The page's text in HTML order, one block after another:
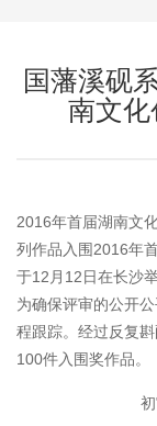
国藩溪砚
南文
2016年首届湖南文
列作品入围2016年
于12月12日在长沙
为确保评审的公开
程跟踪。经过反复
100件入围奖作品。